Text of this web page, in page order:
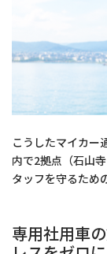
こうしたマイカー
内で2拠点（石山
タッフを守るため
専用社用車